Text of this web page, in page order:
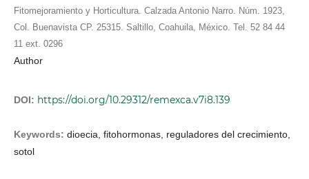
Fitomejoramiento y Horticultura. Calzada Antonio Narro. Núm. 1923,
Col. Buenavista CP. 25315. Saltillo, Coahuila, México. Tel. 52 84 44
11 ext. 0296
Author
DOI: https://doi.org/10.29312/remexca.v7i8.139
Keywords: dioecia, fitohormonas, reguladores del crecimiento,
sotol